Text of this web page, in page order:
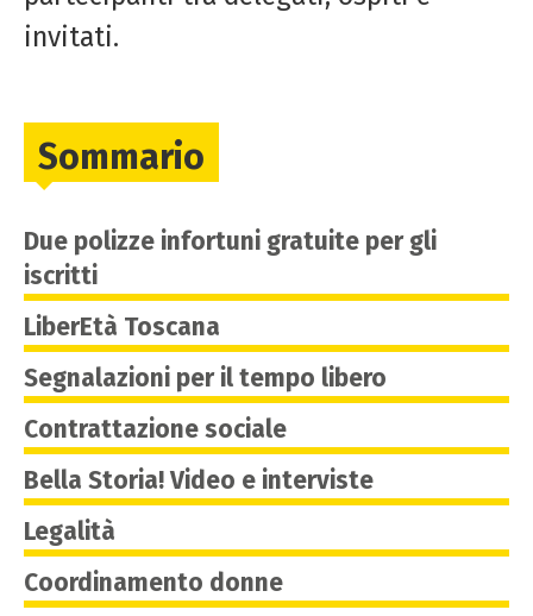
invitati.
Sommario
Due polizze infortuni gratuite per gli
iscritti
LiberEtà Toscana
Segnalazioni per il tempo libero
Contrattazione sociale
Bella Storia! Video e interviste
Legalità
Coordinamento donne